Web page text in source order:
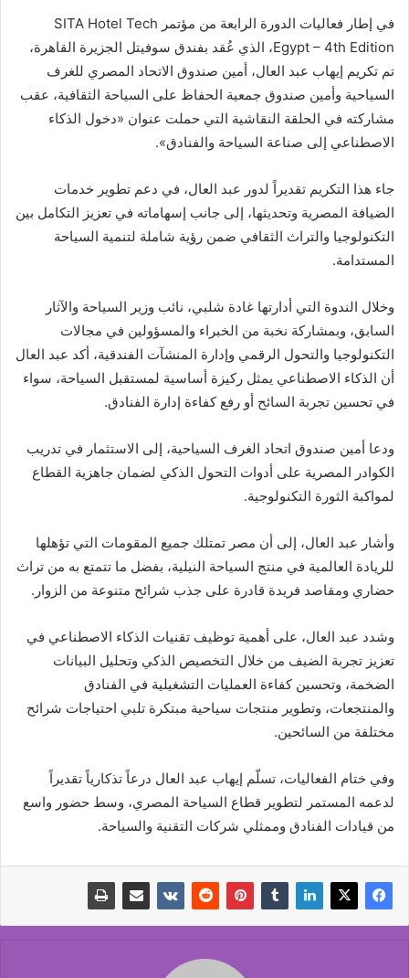
في إطار فعاليات الدورة الرابعة من مؤتمر SITA Hotel Tech
Egypt – 4th Edition، الذي عُقد بفندق سوفيتل الجزيرة القاهرة،
تم تكريم إيهاب عبد العال، أمين صندوق الاتحاد المصري للغرف
السياحية وأمين صندوق جمعية الحفاظ على السياحة الثقافية، عقب
مشاركته في الحلقة النقاشية التي حملت عنوان «دخول الذكاء
الاصطناعي إلى صناعة السياحة والفنادق».
جاء هذا التكريم تقديراً لدور عبد العال، في دعم تطوير خدمات
الضيافة المصرية وتحديثها، إلى جانب إسهاماته في تعزيز التكامل بين
التكنولوجيا والتراث الثقافي ضمن رؤية شاملة لتنمية السياحة
المستدامة.
وخلال الندوة التي أدارتها غادة شلبي، نائب وزير السياحة والآثار
السابق، وبمشاركة نخبة من الخبراء والمسؤولين في مجالات
التكنولوجيا والتحول الرقمي وإدارة المنشآت الفندقية، أكد عبد العال
أن الذكاء الاصطناعي يمثل ركيزة أساسية لمستقبل السياحة، سواء
في تحسين تجربة السائح أو رفع كفاءة إدارة الفنادق.
ودعا أمين صندوق اتحاد الغرف السياحية، إلى الاستثمار في تدريب
الكوادر المصرية على أدوات التحول الذكي لضمان جاهزية القطاع
لمواكبة الثورة التكنولوجية.
وأشار عبد العال، إلى أن مصر تمتلك جميع المقومات التي تؤهلها
للريادة العالمية في منتج السياحة النيلية، بفضل ما تتمتع به من تراث
حضاري ومقاصد فريدة قادرة على جذب شرائح متنوعة من الزوار.
وشدد عبد العال، على أهمية توظيف تقنيات الذكاء الاصطناعي في
تعزيز تجربة الضيف من خلال التخصيص الذكي وتحليل البيانات
الضخمة، وتحسين كفاءة العمليات التشغيلية في الفنادق
والمنتجعات، وتطوير منتجات سياحية مبتكرة تلبي احتياجات شرائح
مختلفة من السائحين.
وفي ختام الفعاليات، تسلّم إيهاب عبد العال درعاً تذكارياً تقديراً
لدعمه المستمر لتطوير قطاع السياحة المصري، وسط حضور واسع
من قيادات الفنادق وممثلي شركات التقنية والسياحة.